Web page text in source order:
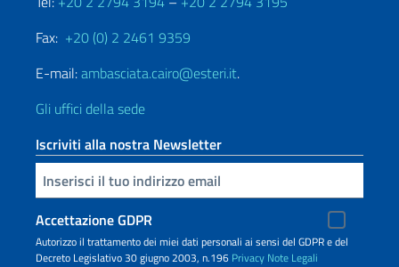
Fax: +20 (0) 2 2461 9359
E-mail:ambasciata.cairo@esteri.it.
Gli uffici della sede
Iscriviti alla nostra Newsletter
Inserisci la tua email
Accettazione GDPR
Autorizzo il trattamento dei miei dati personali ai sensi del GDPR e del
Decreto Legislativo 30 giugno 2003, n.196 Privacy Note Legali